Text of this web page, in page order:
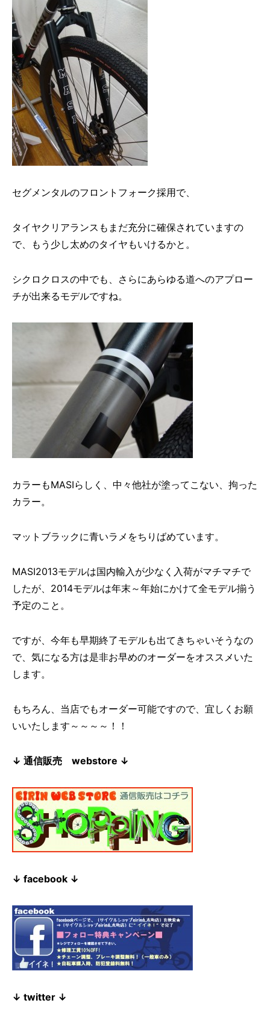
セグメンタルのフロントフォーク採用で、
タイヤクリアランスもまだ充分に確保されていますの
で、もう少し太めのタイヤもいけるかと。
シクロクロスの中でも、さらにあらゆる道へのアプロー
チが出来るモデルですね。
カラーもMASIらしく、中々他社が塗ってこない、拘った
カラー。
マットブラックに青いラメをちりばめています。
MASI2013モデルは国内輸入が少なく入荷がマチマチで
したが、2014モデルは年末～年始にかけて全モデル揃う
予定のこと。
ですが、今年も早期終了モデルも出てきちゃいそうなの
で、気になる方は是非お早めのオーダーをオススメいた
します。
もちろん、当店でもオーダー可能ですので、宜しくお願
いいたします～～～～！！
↓ 通信販売 webstore ↓
↓ facebook ↓
↓ twitter ↓